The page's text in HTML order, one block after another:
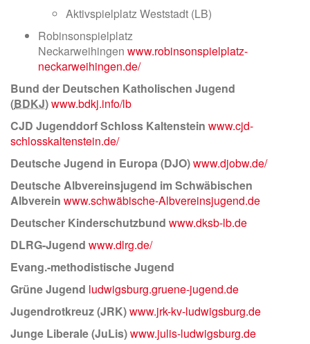
Aktivspielplatz Weststadt (LB)
Robinsonspielplatz
Neckarweihingen www.robinsonspielplatz-
neckarweihingen.de/
Bund der Deutschen Katholischen Jugend
(BDKJ)www.bdkj.info/lb
CJD Jugenddorf Schloss Kaltenstein www.cjd-
schlosskaltenstein.de/
Deutsche Jugend in Europa (DJO)www.djobw.de/
Deutsche Albvereinsjugend im Schwäbischen
Albverein www.schwäbische-Albvereinsjugend.de
Deutscher Kinderschutzbund www.dksb-lb.de
DLRG-Jugend www.dlrg.de/
Evang.-methodistische Jugend
Grüne Jugend ludwigsburg.gruene-jugend.de
Jugendrotkreuz (JRK)www.jrk-kv-ludwigsburg.de
Junge Liberale (JuLis)www.julis-ludwigsburg.de